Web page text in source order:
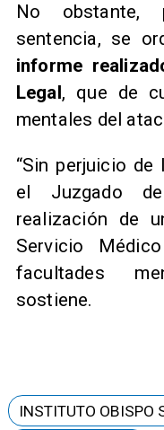
No obstante,
sentencia, se
informe
Legal , que de
mentales del
“Sin perjuicio
el Juzgado
realización de
Servicio
facultades
sostiene.
INSTITUTO OBISPO